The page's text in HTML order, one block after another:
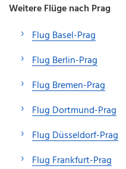
Weitere Flüge nach Prag
Flug Basel-Prag
Flug Berlin-Prag
Flug Bremen-Prag
Flug Dortmund-Prag
Flug Düsseldorf-Prag
Flug Frankfurt-Prag